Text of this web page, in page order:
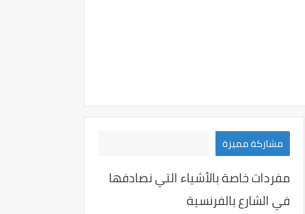
مشاركة مميزة
مفردات خاصة بالأشياء التي نصادفها
في الشارع بالفرنسية